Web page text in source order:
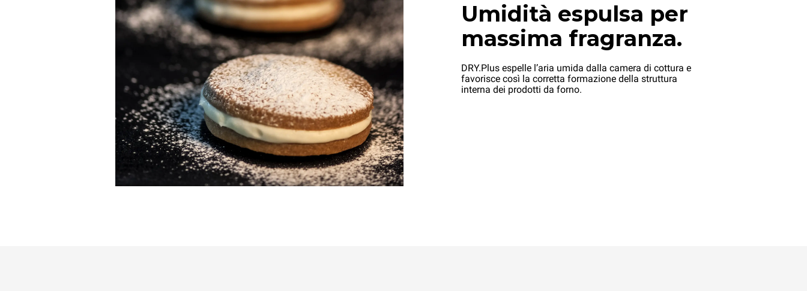
Umidità espulsa per
massima fragranza.
DRY.Plus espelle l’aria umida dalla camera di cottura e
favorisce così la corretta formazione della struttura
interna dei prodotti da forno.